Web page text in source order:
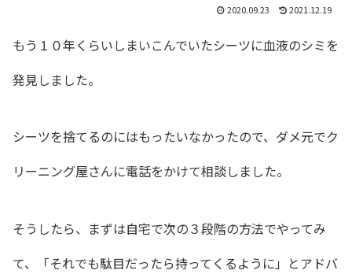
2020.09.23 2021.12.19
もう１０年くらいしまいこんでいたシーツに血液のシミを
発見しました。
シーツを捨てるのにはもったいなかったので、ダメ元でク
リーニング屋さんに電話をかけて相談しました。
そうしたら、まずは自宅で次の３段階の方法でやってみ
て、「それでも駄目だったら持ってくるように」とアドバ